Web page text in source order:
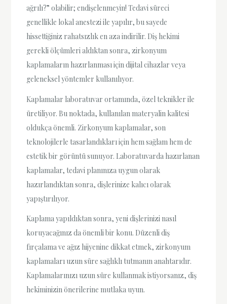
ağrılı?” olabilir; endişelenmeyin! Tedavi süreci
genellikle lokal anestezi ile yapılır, bu sayede
hissettiğiniz rahatsızlık en aza indirilir. Diş hekimi
gerekli ölçümleri aldıktan sonra, zirkonyum
kaplamaların hazırlanması için dijital cihazlar veya
geleneksel yöntemler kullanılıyor.
Kaplamalar laboratuvar ortamında, özel teknikler ile
üretiliyor. Bu noktada, kullanılan materyalin kalitesi
oldukça önemli. Zirkonyum kaplamalar, son
teknolojilerle tasarlandıkları için hem sağlam hem de
estetik bir görüntü sunuyor. Laboratuvarda hazırlanan
kaplamalar, tedavi planınıza uygun olarak
hazırlandıktan sonra, dişlerinize kalıcı olarak
yapıştırılıyor.
Kaplama yapıldıktan sonra, yeni dişlerinizi nasıl
koruyacağınız da önemli bir konu. Düzenli diş
fırçalama ve ağız hijyenine dikkat etmek, zirkonyum
kaplamaları uzun süre sağlıklı tutmanın anahtarıdır.
Kaplamalarınızı uzun süre kullanmak istiyorsanız, diş
hekiminizin önerilerine mutlaka uyun.